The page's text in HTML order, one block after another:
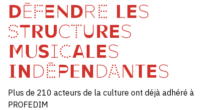
DÉFENDRE LES
STRUCTURES
MUSICALES
INDÉPENDANTES
Plus de 210 acteurs de la culture ont déjà adhéré à
PROFEDIM